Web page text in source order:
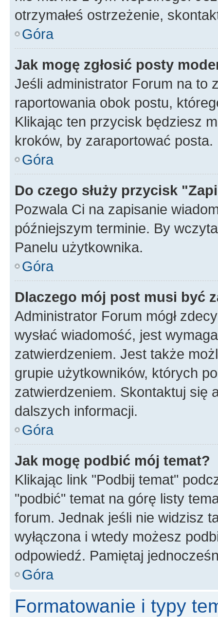
otrzymałeś ostrzeżenie,
Góra
Jak mogę zgłosić posty
Jeśli administrator Forum na to
raportowania obok postu,
Klikając ten przycisk będziesz
kroków, by zaraportować posta.
Góra
Do czego służy przycisk
Pozwala Ci na zapisanie
późniejszym terminie. By
Panelu użytkownika.
Góra
Dlaczego mój post musi być
Administrator Forum mógł
wysłać wiadomość, jest
zatwierdzeniem. Jest także
grupie użytkowników, których
zatwierdzeniem. Skontaktuj się
dalszych informacji.
Góra
Jak mogę podbić mój temat?
Klikając link "Podbij temat"
"podbić" temat na górę listy
forum. Jednak jeśli nie widzisz
wyłączona i wtedy możesz
odpowiedź. Pamiętaj
Góra
Formatowanie i typy